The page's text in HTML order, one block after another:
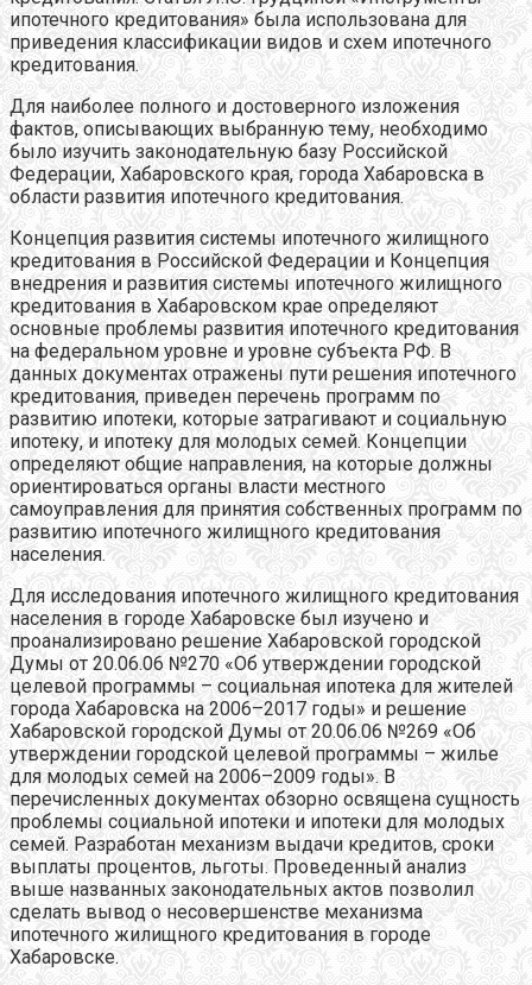
ипотечного кредитования» была использована для
приведения классификации видов и схем ипотечного
кредитования.
Для наиболее полного и достоверного изложения
фактов, описывающих выбранную тему, необходимо
было изучить законодательную базу Российской
Федерации, Хабаровского края, города Хабаровска в
области развития ипотечного кредитования.
Концепция развития системы ипотечного жилищного
кредитования в Российской Федерации и Концепция
внедрения и развития системы ипотечного жилищного
кредитования в Хабаровском крае определяют
основные проблемы развития ипотечного кредитования
на федеральном уровне и уровне субъекта РФ. В
данных документах отражены пути решения ипотечного
кредитования, приведен перечень программ по
развитию ипотеки, которые затрагивают и социальную
ипотеку, и ипотеку для молодых семей. Концепции
определяют общие направления, на которые должны
ориентироваться органы власти местного
самоуправления для принятия собственных программ по
развитию ипотечного жилищного кредитования
населения.
Для исследования ипотечного жилищного кредитования
населения в городе Хабаровске был изучено и
проанализировано решение Хабаровской городской
Думы от 20.06.06 №270 «Об утверждении городской
целевой программы – социальная ипотека для жителей
города Хабаровска на 2006–2017 годы» и решение
Хабаровской городской Думы от 20.06.06 №269 «Об
утверждении городской целевой программы – жилье
для молодых семей на 2006–2009 годы». В
перечисленных документах обзорно освящена сущность
проблемы социальной ипотеки и ипотеки для молодых
семей. Разработан механизм выдачи кредитов, сроки
выплаты процентов, льготы. Проведенный анализ
выше названных законодательных актов позволил
сделать вывод о несовершенстве механизма
ипотечного жилищного кредитования в городе
Хабаровске.